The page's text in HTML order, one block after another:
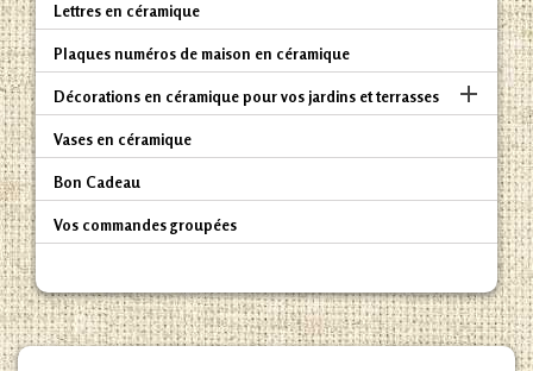
Lettres en céramique
Plaques numéros de maison en céramique
Décorations en céramique pour vos jardins et terrasses 
Vases en céramique
Bon Cadeau
Vos commandes groupées